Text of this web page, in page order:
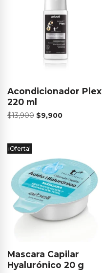
Acondicionador Plex
220 ml
$13,900 $9,900
¡Oferta!
Mascara Capilar
Hyalurónico 20 g